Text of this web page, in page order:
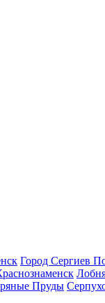
Город Сергиев
Пруды